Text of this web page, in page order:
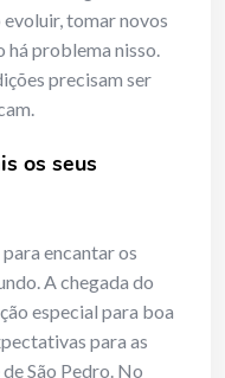
tomar novos
há problema nisso.
precisam ser
os seus
encantar os
A chegada do
especial para boa
para as
São Pedro. No